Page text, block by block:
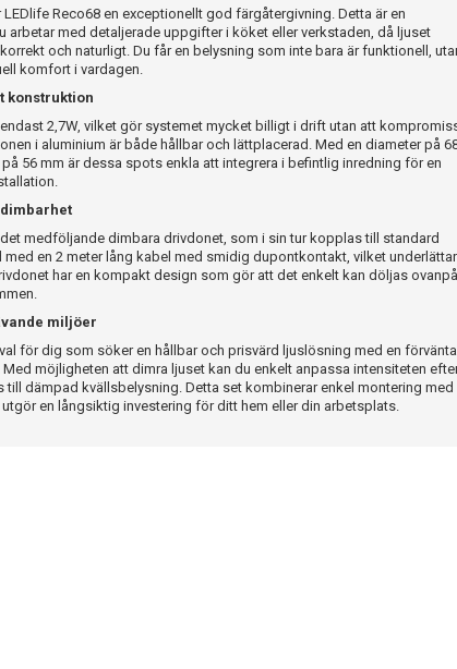
Reco68 en exceptionellt god färgåtergivning. Detta är en
arbetar med detaljerade uppgifter i köket eller verkstaden, då ljuset
och naturligt. Du får en belysning som inte bara är funktionell,
komfort i vardagen.
konstruktion
2,7W, vilket gör systemet mycket billigt i drift utan att
i aluminium är både hållbar och lättplacerad. Med en diameter på
56 mm är dessa spots enkla att integrera i befintlig inredning för en
medföljande dimbara drivdonet, som i sin tur kopplas till standard
med en 2 meter lång kabel med smidig dupontkontakt, vilket underlättar
har en kompakt design som gör att det enkelt kan döljas ovanpå
miljöer
för dig som söker en hållbar och prisvärd ljuslösning med en
Med möjligheten att dimra ljuset kan du enkelt anpassa intensiteten
till dämpad kvällsbelysning. Detta set kombinerar enkel montering med
en långsiktig investering för ditt hem eller din arbetsplats.